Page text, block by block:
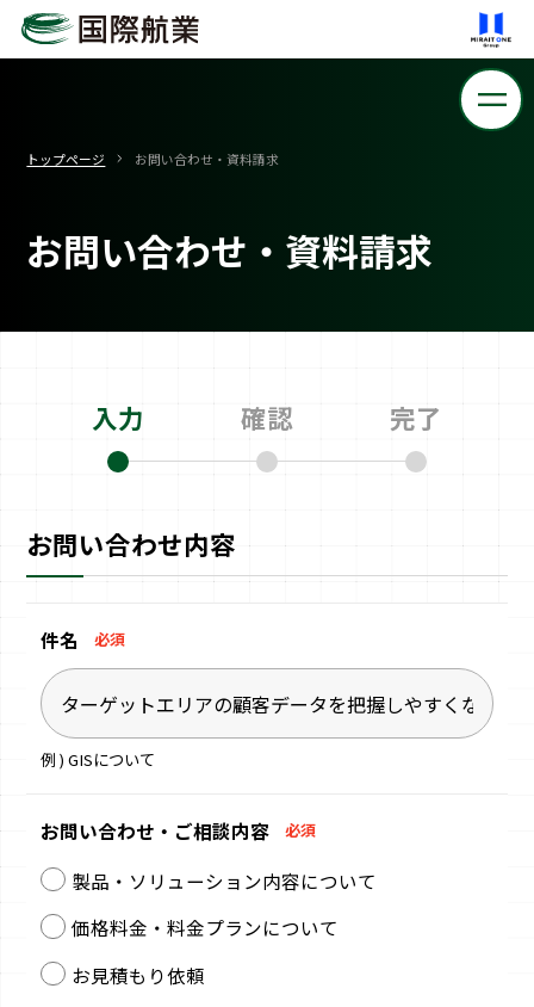
トップページ お問い合わせ・資料請求
お問い合わせ・資料請求
入力 確認 完了
お問い合わせ内容
件名 必須
例 ) GISについて
お問い合わせ・ ご相談内容 必須
製品・ソリューション内容について
価格料金・料金プランについて
お見積もり依頼